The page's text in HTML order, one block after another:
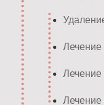
Лечение
Лечение
Лечение